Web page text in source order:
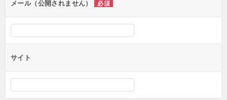
ンメール（公開されません） 必須
サイト